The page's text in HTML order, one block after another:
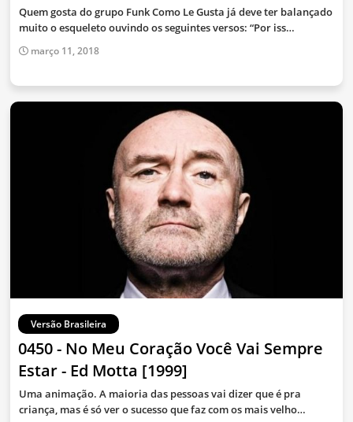
Quem gosta do grupo Funk Como Le Gusta já deve ter balançado
muito o esqueleto ouvindo os seguintes versos: “Por iss…
março 11, 2018
Versão Brasileira
0450 - No Meu Coração Você Vai Sempre
Estar - Ed Motta [1999]
Uma animação. A maioria das pessoas vai dizer que é pra
criança, mas é só ver o sucesso que faz com os mais velho…